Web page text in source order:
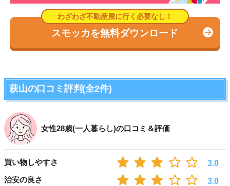
スモッカを無料ダウンロード
萩山の口コミ評判(全2件)
女性28歳(一人暮らし)の口コミ＆評価
買い物しやすさ
3.0
治安の良さ
3.0